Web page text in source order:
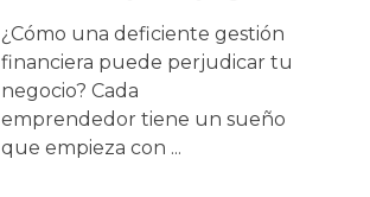
¿Cómo una deficiente gestión
financiera puede perjudicar tu
negocio? Cada
emprendedor tiene un sueño
que empieza con ...